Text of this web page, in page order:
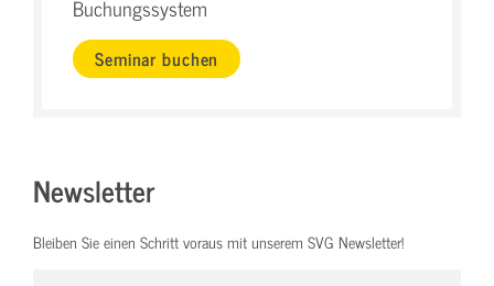
Buchungssystem
Seminar buchen
Newsletter
Bleiben Sie einen Schritt voraus mit unserem SVG Newsletter!